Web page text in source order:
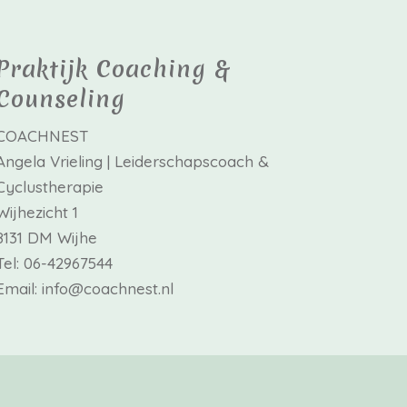
Coaching &
Vrieling | Leiderschapscoach &
1
DM Wijhe
06-42967544
info@coachnest.nl